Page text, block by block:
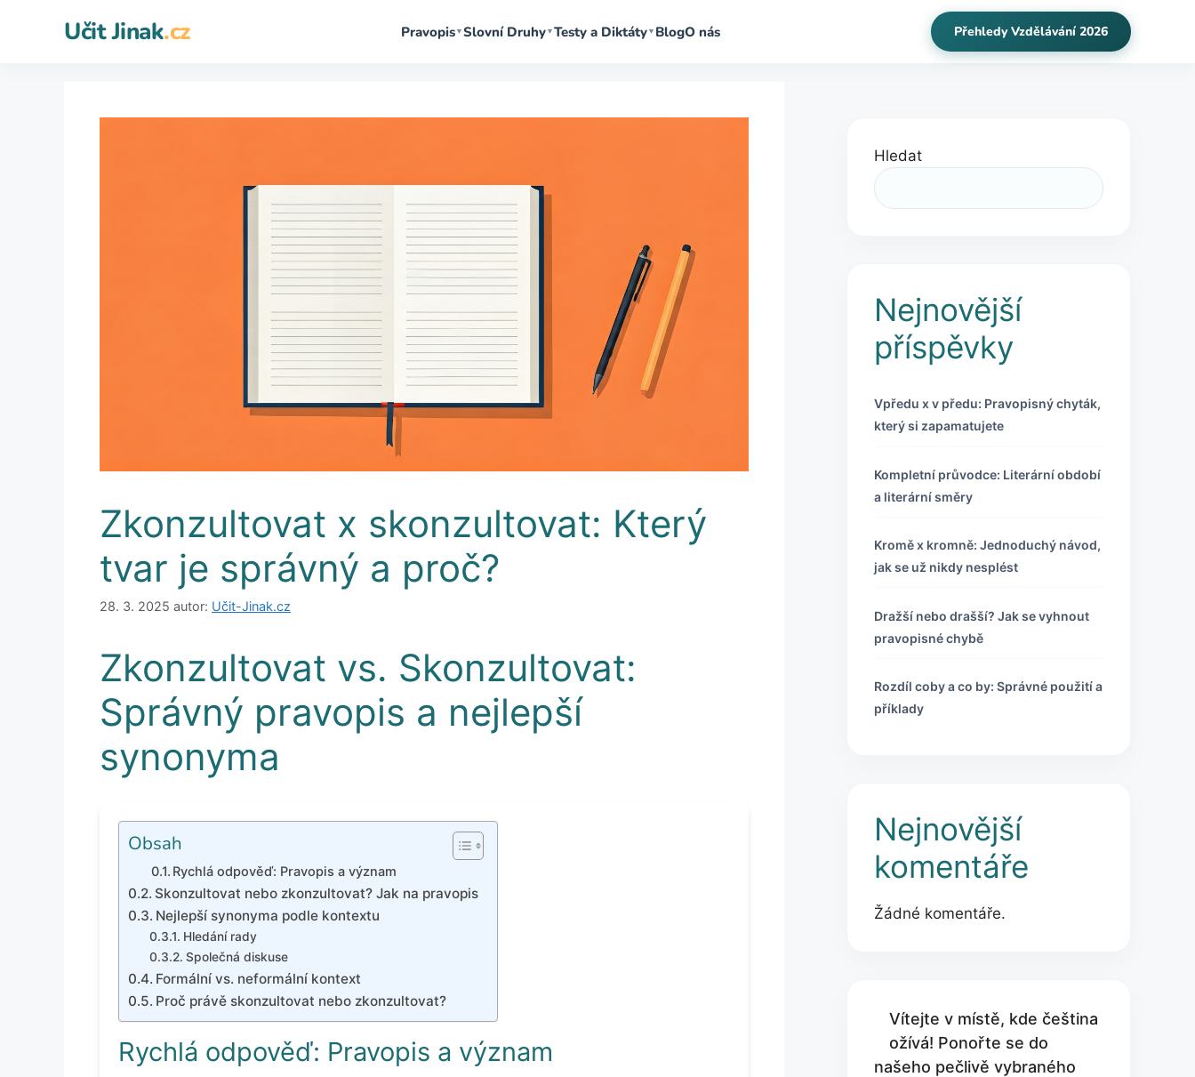
Učit Jinak.cz Pravopis▼Slovní Druhy▼Testy a Diktáty▼ BlogO nás Přehledy Vzdělávání 2026
Zkonzultovat x skonzultovat: Který
tvar je správný a proč?
28. 3. 2025 autor: Učit-Jinak.cz
Zkonzultovat vs. Skonzultovat:
Správný pravopis a nejlepší
synonyma
Obsah
Rychlá odpověď: Pravopis a význam
Skonzultovat nebo zkonzultovat? Jak na pravopis
Nejlepší synonyma podle kontextu
Hledání rady
Společná diskuse
Formální vs. neformální kontext
Proč právě skonzultovat nebo zkonzultovat?
Rychlá odpověď: Pravopis a význam
Hledat
Nejnovější
příspěvky
Vpředu x v předu: Pravopisný chyták,
který si zapamatujete
Kompletní průvodce: Literární období
a literární směry
Kromě x kromně: Jednoduchý návod,
jak se už nikdy nesplést
Dražší nebo drašší? Jak se vyhnout
pravopisné chybě
Rozdíl coby a co by: Správné použití a
příklady
Nejnovější
komentáře
Žádné komentáře.
Vítejte v místě, kde čeština
ožívá! Ponořte se do
našeho pečlivě vybraného